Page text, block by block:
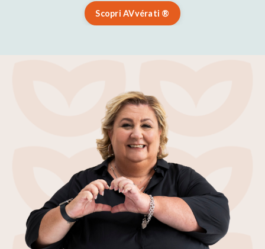
Scopri AVvérati ®